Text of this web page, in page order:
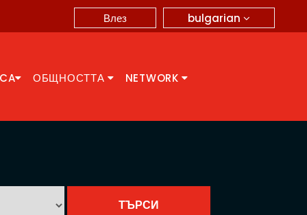
bulgarian
Влез
ОБЩНОСТТА NETWORK